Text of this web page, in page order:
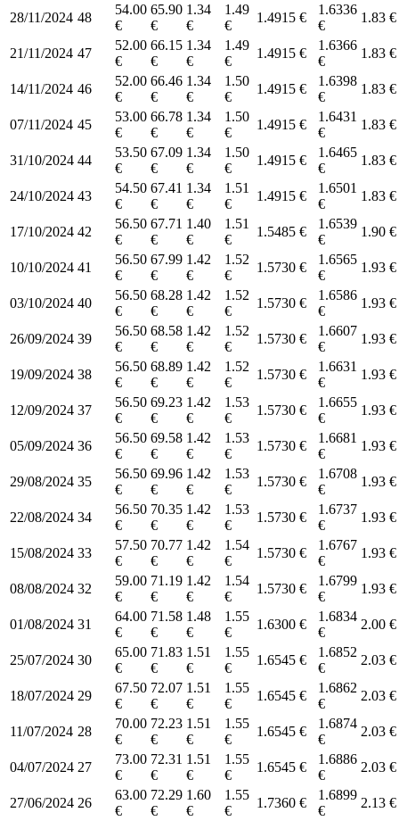
28/11/2024 48
54.00
€
65.90
€
1.34
€
1.49
€
1.4915 €
1.6336
€
1.83 €
21/11/2024 47
52.00
€
66.15
€
1.34
€
1.49
€
1.4915 €
1.6366
€
1.83 €
14/11/2024 46
52.00
€
66.46
€
1.34
€
1.50
€
1.4915 €
1.6398
€
1.83 €
07/11/2024 45
53.00
€
66.78
€
1.34
€
1.50
€
1.4915 €
1.6431
€
1.83 €
31/10/2024 44
53.50
€
67.09
€
1.34
€
1.50
€
1.4915 €
1.6465
€
1.83 €
24/10/2024 43
54.50
€
67.41
€
1.34
€
1.51
€
1.4915 €
1.6501
€
1.83 €
17/10/2024 42
56.50
€
67.71
€
1.40
€
1.51
€
1.5485 €
1.6539
€
1.90 €
10/10/2024 41
56.50
€
67.99
€
1.42
€
1.52
€
1.5730 €
1.6565
€
1.93 €
03/10/2024 40
56.50
€
68.28
€
1.42
€
1.52
€
1.5730 €
1.6586
€
1.93 €
26/09/2024 39
56.50
€
68.58
€
1.42
€
1.52
€
1.5730 €
1.6607
€
1.93 €
19/09/2024 38
56.50
€
68.89
€
1.42
€
1.52
€
1.5730 €
1.6631
€
1.93 €
12/09/2024 37
56.50
€
69.23
€
1.42
€
1.53
€
1.5730 €
1.6655
€
1.93 €
05/09/2024 36
56.50
€
69.58
€
1.42
€
1.53
€
1.5730 €
1.6681
€
1.93 €
29/08/2024 35
56.50
€
69.96
€
1.42
€
1.53
€
1.5730 €
1.6708
€
1.93 €
22/08/2024 34
56.50
€
70.35
€
1.42
€
1.53
€
1.5730 €
1.6737
€
1.93 €
15/08/2024 33
57.50
€
70.77
€
1.42
€
1.54
€
1.5730 €
1.6767
€
1.93 €
08/08/2024 32
59.00
€
71.19
€
1.42
€
1.54
€
1.5730 €
1.6799
€
1.93 €
01/08/2024 31
64.00
€
71.58
€
1.48
€
1.55
€
1.6300 €
1.6834
€
2.00 €
25/07/2024 30
65.00
€
71.83
€
1.51
€
1.55
€
1.6545 €
1.6852
€
2.03 €
18/07/2024 29
67.50
€
72.07
€
1.51
€
1.55
€
1.6545 €
1.6862
€
2.03 €
11/07/2024 28
70.00
€
72.23
€
1.51
€
1.55
€
1.6545 €
1.6874
€
2.03 €
04/07/2024 27
73.00
€
72.31
€
1.51
€
1.55
€
1.6545 €
1.6886
€
2.03 €
27/06/2024 26
63.00
€
72.29
€
1.60
€
1.55
€
1.7360 €
1.6899
€
2.13 €